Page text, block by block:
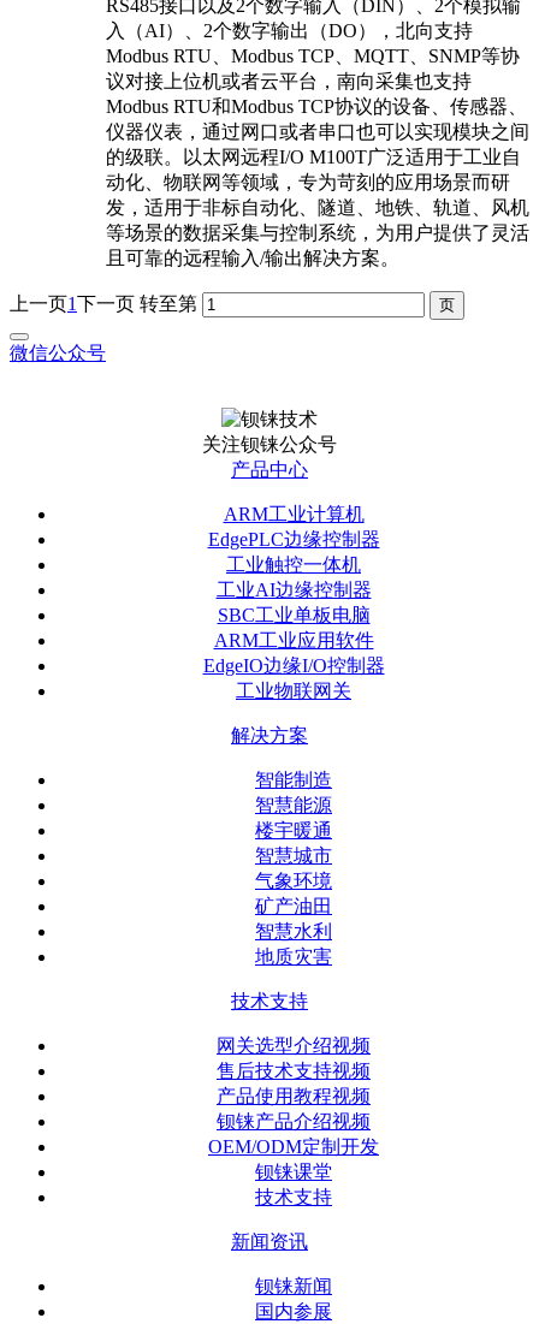
RS485接口以及2个数字输入（DIN）、2个模拟输
入（AI）、2个数字输出（DO），北向支持
Modbus RTU、Modbus TCP、MQTT、SNMP等协
议对接上位机或者云平台，南向采集也支持
Modbus RTU和Modbus TCP协议的设备、传感器、
仪器仪表，通过网口或者串口也可以实现模块之间
的级联。以太网远程I/O M100T广泛适用于工业自
动化、物联网等领域，专为苛刻的应用场景而研
发，适用于非标自动化、隧道、地铁、轨道、风机
等场景的数据采集与控制系统，为用户提供了灵活
且可靠的远程输入/输出解决方案。
上一页1下一页 转至第
微信公众号
关注钡铼公众号
产品中心
ARM工业计算机
EdgePLC边缘控制器
工业触控一体机
工业AI边缘控制器
SBC工业单板电脑
ARM工业应用软件
EdgeIO边缘I/O控制器
工业物联网关
解决方案
智能制造
智慧能源
楼宇暖通
智慧城市
气象环境
矿产油田
智慧水利
地质灾害
技术支持
网关选型介绍视频
售后技术支持视频
产品使用教程视频
钡铼产品介绍视频
OEM/ODM定制开发
钡铼课堂
技术支持
新闻资讯
钡铼新闻
国内参展